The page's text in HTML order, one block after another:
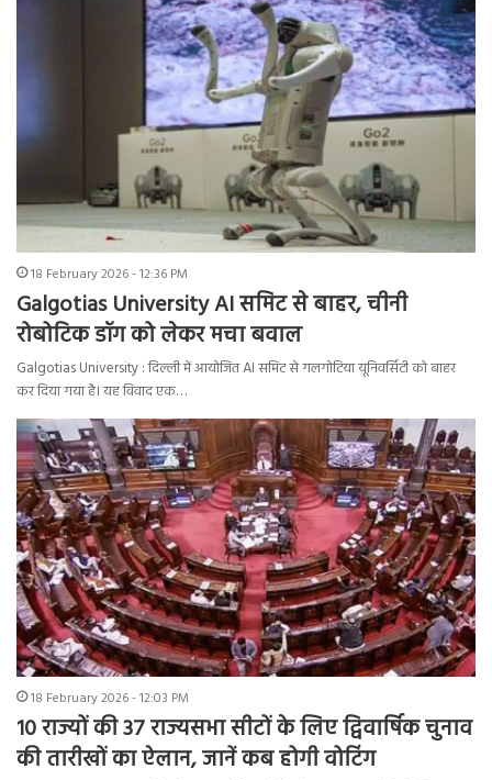
18 February 2026 - 12:36 PM
Galgotias University AI समिट से बाहर, चीनी
रोबोटिक डॉग को लेकर मचा बवाल
Galgotias University : दिल्ली में आयोजित AI समिट से गलगोटिया यूनिवर्सिटी को बाहर
कर दिया गया है। यह विवाद एक…
18 February 2026 - 12:03 PM
10 राज्यों की 37 राज्यसभा सीटों के लिए द्विवार्षिक चुनाव
की तारीखों का ऐलान, जानें कब होगी वोटिंग